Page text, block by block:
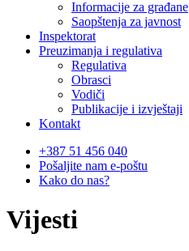
Informacije za građane
Saopštenja za javnost
Inspektorat
Preuzimanja i regulativa
Regulativa
Obrasci
Vodiči
Publikacije i izvještaji
Kontakt
+387 51 456 040
Pošaljite nam e-poštu
Kako do nas?
Vijesti